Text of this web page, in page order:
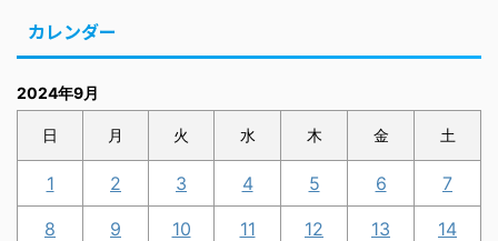
カレンダー
2024年9月
日 月 火 水 木 金 土
1 2 3 4 5 6 7
8 9 10 11 12 13 14